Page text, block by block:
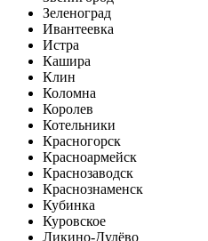
Зеленоград
Ивантеевка
Истра
Кашира
Клин
Коломна
Королев
Котельники
Красногорск
Красноармейск
Краснозаводск
Краснознаменск
Кубинка
Куровское
Ликино-Дулёво